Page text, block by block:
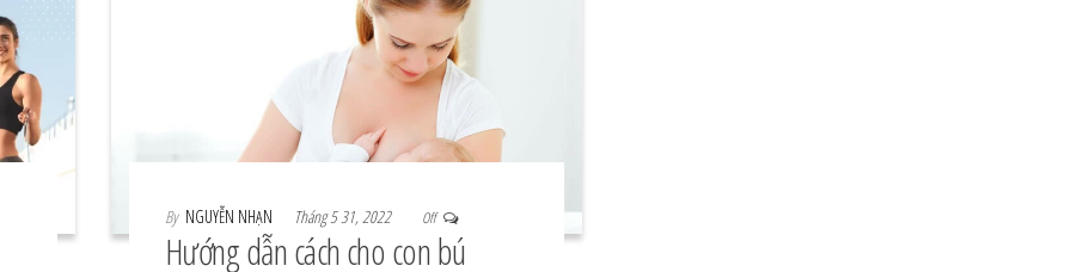
By NGUYỄN NHẠN Tháng 5 31, 2022 Off
Hướng dẫn cách cho con bú